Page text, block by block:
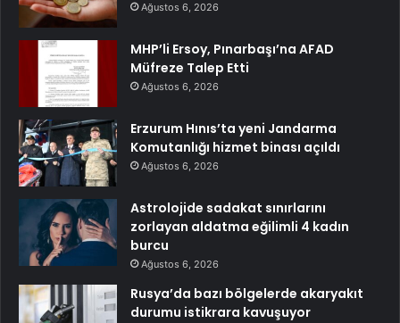
Ağustos 6, 2026
MHP’li Ersoy, Pınarbaşı’na AFAD
Müfreze Talep Etti
Ağustos 6, 2026
Erzurum Hınıs’ta yeni Jandarma
Komutanlığı hizmet binası açıldı
Ağustos 6, 2026
Astrolojide sadakat sınırlarını
zorlayan aldatma eğilimli 4 kadın
burcu
Ağustos 6, 2026
Rusya’da bazı bölgelerde akaryakıt
durumu istikrara kavuşuyor